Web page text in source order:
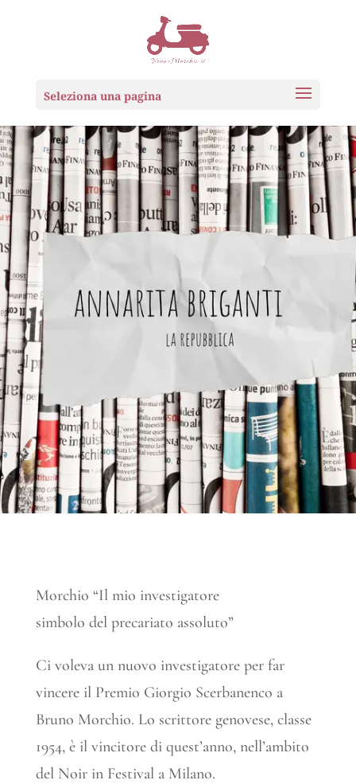
Seleziona una pagina
Morchio “Il mio investigatore
simbolo del precariato assoluto”
Ci voleva un nuovo investigatore per far
vincere il Premio Giorgio Scerbanenco a
Bruno Morchio. Lo scrittore genovese, classe
1954, è il vincitore di quest’anno, nell’ambito
del Noir in Festival a Milano.